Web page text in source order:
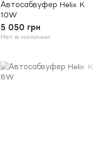
Автосабвуфер Helix K
10W
5 050 грн
Нет в наличии